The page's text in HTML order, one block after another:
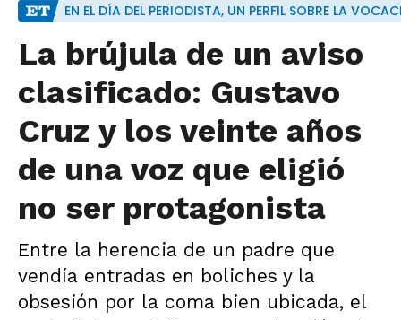
EN EL DÍA DEL PERIODISTA, UN PERFIL SOBRE LA
La brújula de un aviso
clasificado: Gustavo
Cruz y los veinte años
de una voz que eligió
no ser protagonista
Entre la herencia de un padre que
vendía entradas en boliches y la
obsesión por la coma bien ubicada, el